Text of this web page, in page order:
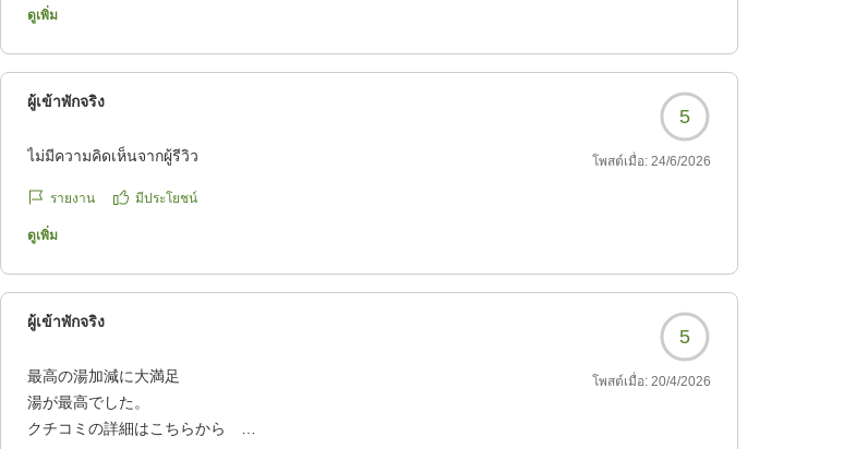
・夜10時〜11時ぐらいの間に、家族と一緒に貸切風呂に入りましたが
そして離れの客室からお風呂まで移動する時に、フロント含めほぼ電気が
なのでめちゃくちゃ怖かったです笑
お一人で夜にお風呂入られる方はご注意を
・離れのお部屋に宿泊しましたが、
夜はどこからか入った蛾の小さいのとかが寝室の常夜灯に集まってきま
す。
気持ちが悪かったので、ティッシュで一匹一匹潰しましたよく見ると広縁
チェックアウト時にフロントにいらした方に報告しました。
初夏ですし、川もすぐ横なのと、大きな木などがあるので虫さんがいるの
は致し方ないとは思いますが、さすがにお部屋に列をなして入って来られ
また、客室内に虫が侵入しご不快な思いをされたとのことで申し訳ございませんでした。チェ
ご記載いただいたように、季節が変わるとまた違った景色をお楽しみいただけますし、期間限
定の夕食コースや旬の食材もございます。美作三湯を制覇した後にぜひまた当館にお越しいた
だければ幸いです。
ぽんずくん様の次回ご来荘をスタッフ一同心よりお待ちしております。
ดูเพิ่ม
ผู้เข้าพักจริง
5
ไม่มีความคิดเห็นจากผู้รีวิว โพสต์เมื่อ: 24/6/2026
รายงาน มีประโยชน์
ดูเพิ่ม
ผู้เข้าพักจริง
5
最高の湯加減に大満足
湯が最高でした。
クチコミの詳細はこちらから
โพสต์เมื่อ: 20/4/2026